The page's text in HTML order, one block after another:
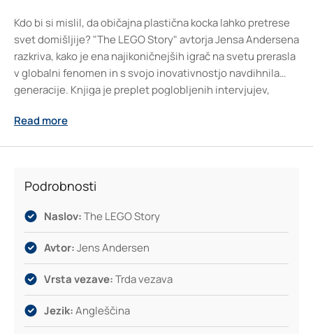
Kdo bi si mislil, da običajna plastična kocka lahko pretrese
svet domišljije? "The LEGO Story" avtorja Jensa Andersena
razkriva, kako je ena najikoničnejših igrač na svetu prerasla
v globalni fenomen in s svojo inovativnostjo navdihnila
generacije. Knjiga je preplet poglobljenih intervjujev,
LEGO. Ena sama kocka, stoletje zgodb in nekaj malega
Read more
Podrobnosti
Naslov:The LEGO Story
Avtor:Jens Andersen
Vrsta vezave:Trda vezava
Jezik:Angleščina